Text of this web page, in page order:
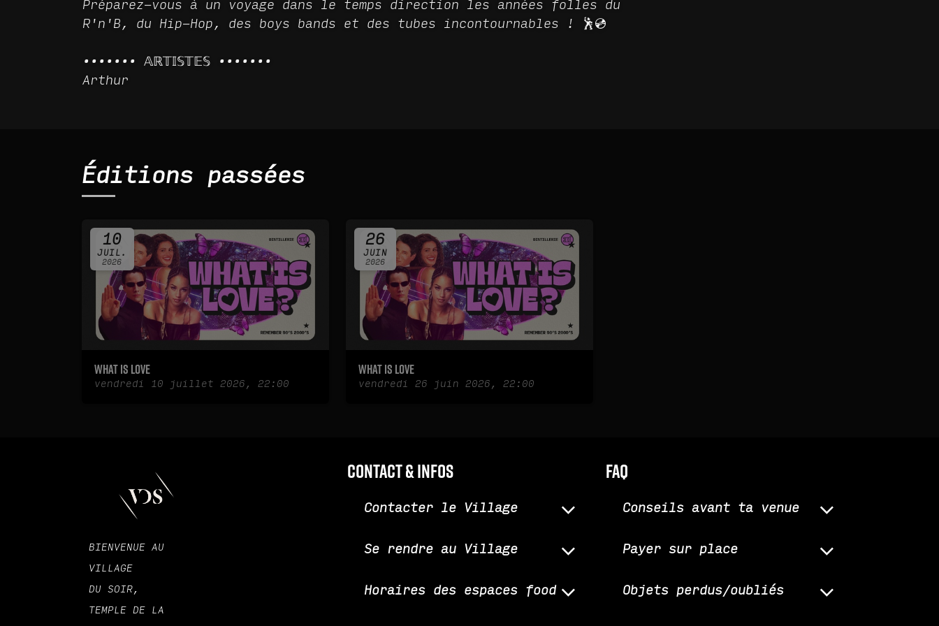
Préparez-vous à un voyage dans le temps direction les années folles du
R'n'B, du Hip-Hop, des boys bands et des tubes incontournables ! 🕺💿
••••••• 𝔸ℝ𝕋𝕀𝕊𝕋𝔼𝕊 •••••••
Arthur
Éditions passées
10
JUIL.
2026
What is love
vendredi 10 juillet 2026, 22:00
26
JUIN
2026
What is love
vendredi 26 juin 2026, 22:00
BIENVENUE AU
VILLAGE
DU SOIR,
TEMPLE DE LA
Contact & infos
Contacter le Village
Se rendre au Village
Horaires des espaces food
faq
Conseils avant ta venue
Payer sur place
Objets perdus/oubliés